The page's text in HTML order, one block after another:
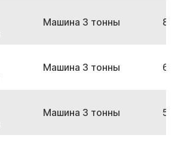
Машина 3 тонны
Машина 3 тонны
Машина 3 тонны